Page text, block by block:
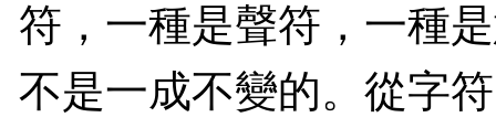
符，一種是聲符，一種
不是一成不變的。從字